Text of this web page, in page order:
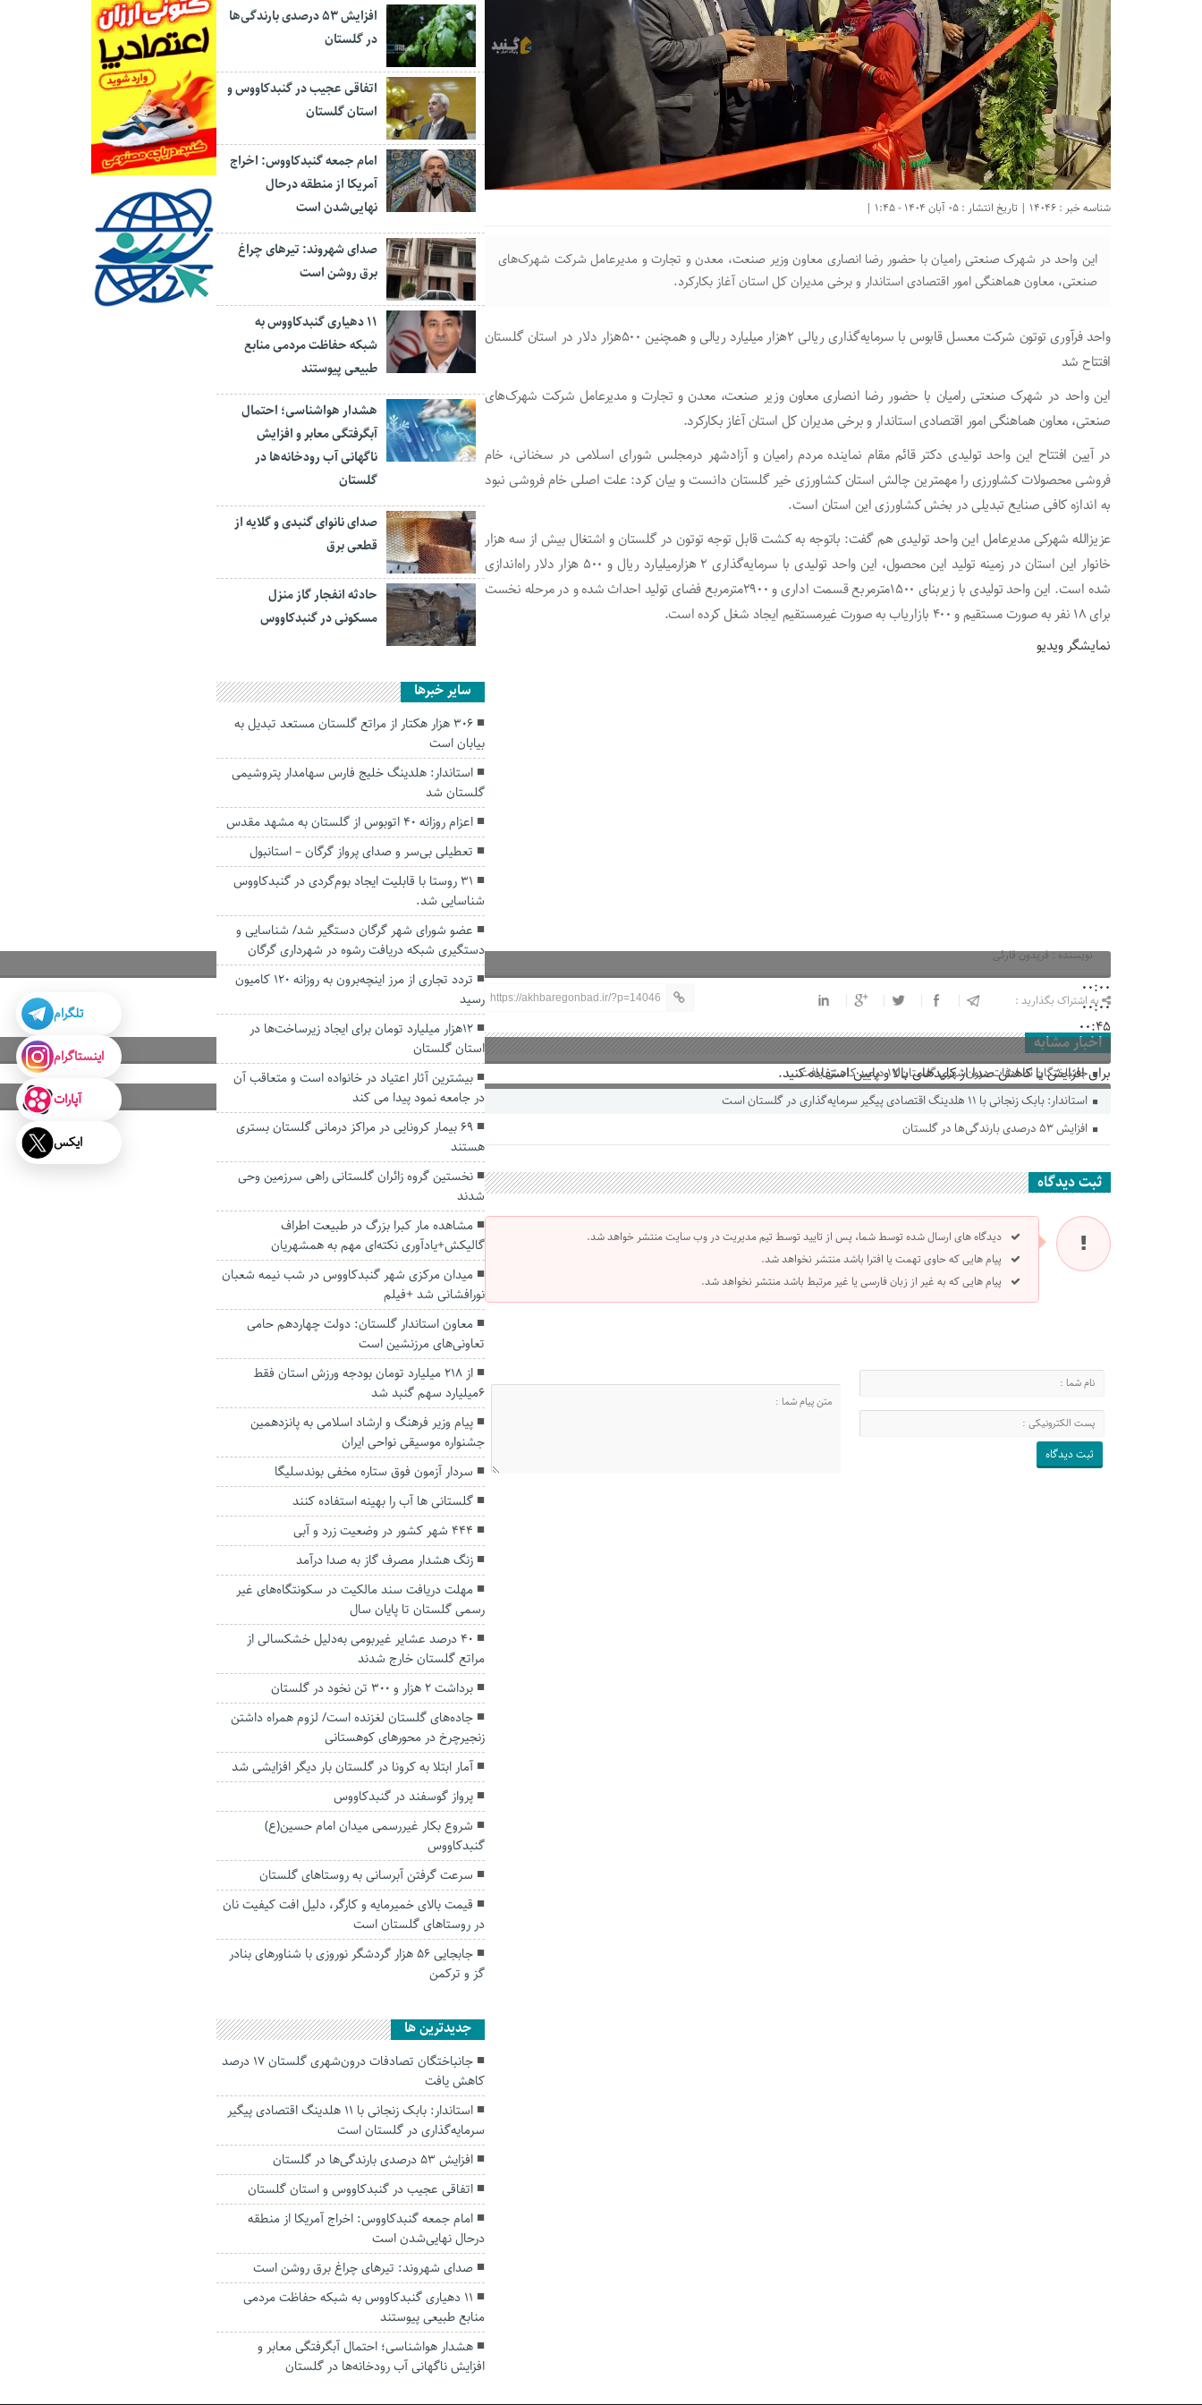
شناسه خبر : 14046 | تاریخ انتشار : 05 آبان 1404 - 1:45 |
این واحد در شهرک صنعتی رامیان با حضور رضا انصاری معاون وزیر صنعت، معدن و تجارت و مدیرعامل شرکت شهرک‌های
صنعتی، معاون هماهنگی امور اقتصادی استاندار و برخی مدیران کل استان آغاز بکارکرد.
واحد فرآوری توتون شرکت معسل قابوس با سرمایه‌گذاری ریالی ۲هزار میلیارد ریالی و همچنین ۵۰۰هزار دلار در استان گلستان
افتتاح شد
این واحد در شهرک صنعتی رامیان با حضور رضا انصاری معاون وزیر صنعت، معدن و تجارت و مدیرعامل شرکت شهرک‌های
صنعتی، معاون هماهنگی امور اقتصادی استاندار و برخی مدیران کل استان آغاز بکارکرد.
در آیین افتتاح این واحد تولیدی دکتر قائم مقام نماینده مردم رامیان و آزادشهر درمجلس شورای اسلامی در سخنانی، خام
فروشی محصولات کشاورزی را مهمترین چالش استان کشاورزی خیر گلستان دانست و بیان کرد: علت اصلی خام فروشی نبود
به اندازه کافی صنایع تبدیلی در بخش کشاورزی این استان است.
عزیزالله شهرکی مدیرعامل این واحد تولیدی هم گفت: باتوجه به کشت قابل توجه توتون در گلستان و اشتغال بیش از سه هزار
خانوار این استان در زمینه تولید این محصول، این واحد تولیدی با سرمایه‌گذاری ۲ هزارمیلیارد ریال و ۵۰۰ هزار دلار راه‌اندازی
شده است. این واحد تولیدی با زیربنای ۱۵۰۰مترمربع قسمت اداری و ۲۹۰۰مترمربع فضای تولید احداث شده و در مرحله نخست
برای ۱۸ نفر به صورت مستقیم و ۴۰۰ بازاریاب به صورت غیرمستقیم ایجاد شغل کرده است.
نمایشگر ویدیو
00:00
00:00
00:45
برای افزایش یا کاهش صدا از کلیدهای بالا و پایین استفاده کنید.
نویسنده : فریدون قارئی
به اشتراک بگذارید : https://akhbaregonbad.ir/?p=14046
اخبار مشابه
جانباختگان تصادفات درون‌شهری گلستان ۱۷ درصد کاهش یافت
استاندار: بابک زنجانی با ۱۱ هلدینگ اقتصادی پیگیر سرمایه‌گذاری در گلستان است
افزایش ۵۳ درصدی بارندگی‌ها در گلستان
ثبت دیدگاه
دیدگاه های ارسال شده توسط شما، پس از تایید توسط تیم مدیریت در وب سایت منتشر خواهد شد.
پیام هایی که حاوی تهمت یا افترا باشد منتشر نخواهد شد.
پیام هایی که به غیر از زبان فارسی یا غیر مرتبط باشد منتشر نخواهد شد.
افزایش ۵۳ درصدی بارندگی‌ها
در گلستان
اتفاقی عجیب در‌ گنبدکاووس و
استان گلستان
امام جمعه گنبدکاووس: اخراج
آمریکا از منطقه درحال
نهایی‌شدن است
صدای شهروند: تیرهای چراغ
برق روشن است
۱۱ دهیاری گنبدکاووس به
شبکه حفاظت مردمی منابع
طبیعی پیوستند
هشدار هواشناسی؛ احتمال
آبگرفتگی معابر و افزایش
ناگهانی آب رودخانه‌ها در
گلستان
صدای نانوای گنبدی و گلایه از
قطعی برق
حادثه انفجار گاز منزل
مسکونی در گنبدکاووس
سایر خبرها
۳۰۶ هزار هکتار از مراتع گلستان مستعد تبدیل به
بیابان است
استاندار: هلدینگ خلیج فارس سهامدار پتروشیمی
گلستان شد
اعزام روزانه ۴۰ اتوبوس از گلستان به مشهد مقدس
تعطیلی بی‌سر و صدای پرواز گرگان – استانبول
۳۱ روستا با قابلیت ایجاد بوم‌گردی در گنبدکاووس
شناسایی شد.
عضو شورای شهر گرگان دستگیر شد/ شناسایی و
دستگیری شبکه دریافت رشوه در شهرداری گرگان
تردد تجاری از مرز اینچه‌برون به روزانه ۱۲۰ کامیون
رسید
۱۲هزار میلیارد تومان برای ایجاد زیرساخت‌ها در
استان گلستان
بیشترین آثار اعتیاد در خانواده است و متعاقب آن
در جامعه نمود پیدا می کند
۶۹ بیمار کرونایی در مراکز درمانی گلستان بستری
هستند
نخستین گروه زائران گلستانی راهی سرزمین وحی
شدند
مشاهده مار کبرا بزرگ در طبیعت اطراف
گالیکش+یادآوری نکته‌ای مهم به همشهریان
میدان مرکزی شهر گنبدکاووس در شب نیمه شعبان
نورافشانی شد +فیلم
معاون استاندار گلستان: دولت چهاردهم حامی
تعاونی‌های مرزنشین است
از 218 میلیارد تومان بودجه ورزش استان فقط
6میلیارد سهم گنبد شد
پیام وزیر فرهنگ و ارشاد اسلامی به پانزدهمین
جشنواره موسیقی نواحی ایران
سردار آزمون فوق ستاره مخفی بوندسلیگا
گلستانی ها آب را بهینه استفاده کنند
۴۴۴ شهر کشور در وضعیت زرد و آبی
زنگ هشدار مصرف گاز به صدا درآمد
مهلت دریافت سند مالکیت در سکونتگاه‌های غیر
رسمی گلستان تا پایان سال
۴۰ درصد عشایر غیربومی به‌دلیل خشکسالی از
مراتع گلستان خارج شدند
برداشت ۲ هزار و ۳۰۰ تن نخود در گلستان
جاده‌های گلستان لغزنده است/ لزوم همراه داشتن
زنجیرچرخ در محور‌های کوهستانی
آمار ابتلا به کرونا در گلستان بار دیگر افزایشی شد
پرواز گوسفند در گنبدکاووس
شروع بکار غیررسمی میدان امام حسین(ع)
گنبدکاووس
سرعت گرفتن آبرسانی به روستا‌های گلستان
قیمت بالای خمیرمایه و کارگر، دلیل افت کیفیت نان
در روستاهای گلستان است
جابجایی ۵۶ هزار گردشگر نوروزی با شناور‌های بنادر
گز و ترکمن
جديدترين ها
جانباختگان تصادفات درون‌شهری گلستان ۱۷ درصد
کاهش یافت
استاندار: بابک زنجانی با ۱۱ هلدینگ اقتصادی پیگیر
سرمایه‌گذاری در گلستان است
افزایش ۵۳ درصدی بارندگی‌ها در گلستان
اتفاقی عجیب در‌ گنبدکاووس و استان گلستان
امام جمعه گنبدکاووس: اخراج آمریکا از منطقه
درحال نهایی‌شدن است
صدای شهروند: تیرهای چراغ برق روشن است
۱۱ دهیاری گنبدکاووس به شبکه حفاظت مردمی
منابع طبیعی پیوستند
هشدار هواشناسی؛ احتمال آبگرفتگی معابر و
افزایش ناگهانی آب رودخانه‌ها در گلستان
تلگرام
اینستاگرام
آپارات
ایکس